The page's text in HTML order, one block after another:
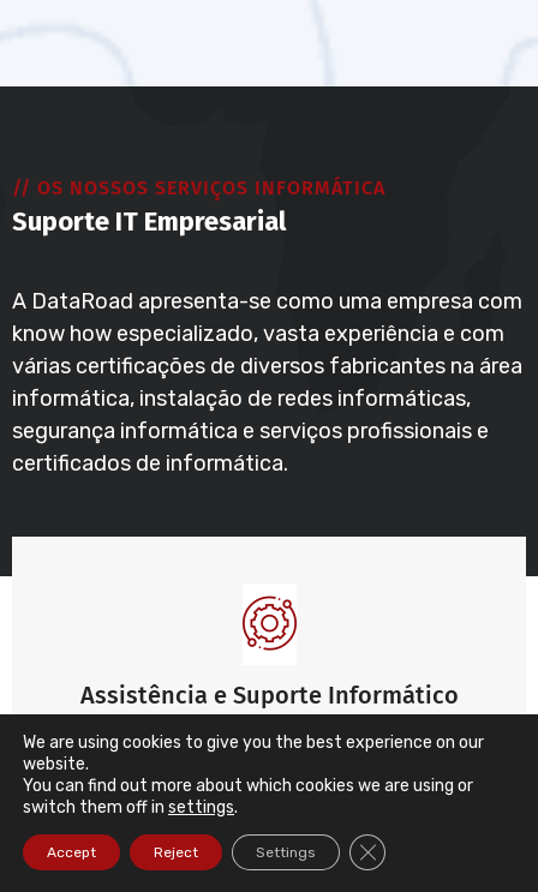
// OS NOSSOS SERVIÇOS INFORMÁTICA
Suporte IT Empresarial
A DataRoad apresenta-se como uma empresa com
know how especializado, vasta experiência e com
várias certificações de diversos fabricantes na área
informática, instalação de redes informáticas,
segurança informática e serviços profissionais e
certificados de informática.
Assistência e Suporte Informático
Suporte aos utilizadores, redes, servidores e
soluções de segurança
Ler mais ...
We are using cookies to give you the best experience on our
website.
You can find out more about which cookies we are using or
switch them off in settings.
Accept Reject Settings Close GDPR Cookie